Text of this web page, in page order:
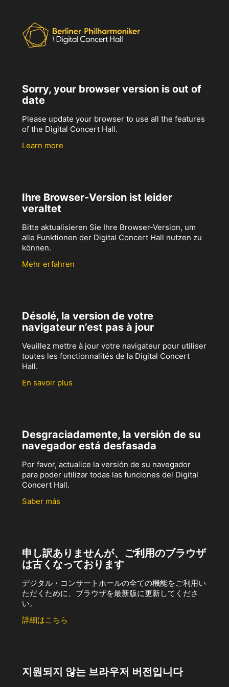
Sorry, your browser version is out of
date
Please update your browser to use all the features
of the Digital Concert Hall.
Learn more
Ihre Browser-Version ist leider
veraltet
Bitte aktualisieren Sie Ihre Browser-Version, um
alle Funktionen der Digital Concert Hall nutzen zu
können.
Mehr erfahren
Désolé, la version de votre
navigateur n’est pas à jour
Veuillez mettre à jour votre navigateur pour utiliser
toutes les fonctionnalités de la Digital Concert
Hall.
En savoir plus
Desgraciadamente, la versión de su
navegador está desfasada
Por favor, actualice la versión de su navegador
para poder utilizar todas las funciones del Digital
Concert Hall.
Saber más
申し訳ありませんが、ご利用のブラウザ
は古くなっております
デジタル・コンサートホールの全ての機能をご利用い
ただくために、ブラウザを最新版に更新してくださ
い。
詳細はこちら
지원되지 않는 브라우저 버전입니다